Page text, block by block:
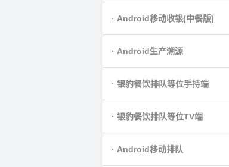
· Android移动收银(中餐版)
· Android生产溯源
· 银豹餐饮排队等位手持端
· 银豹餐饮排队等位TV端
· Android移动排队